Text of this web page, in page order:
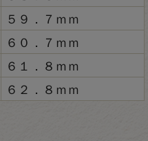
５９．７ｍｍ
６０．７ｍｍ
６１．８ｍｍ
６２．８ｍｍ